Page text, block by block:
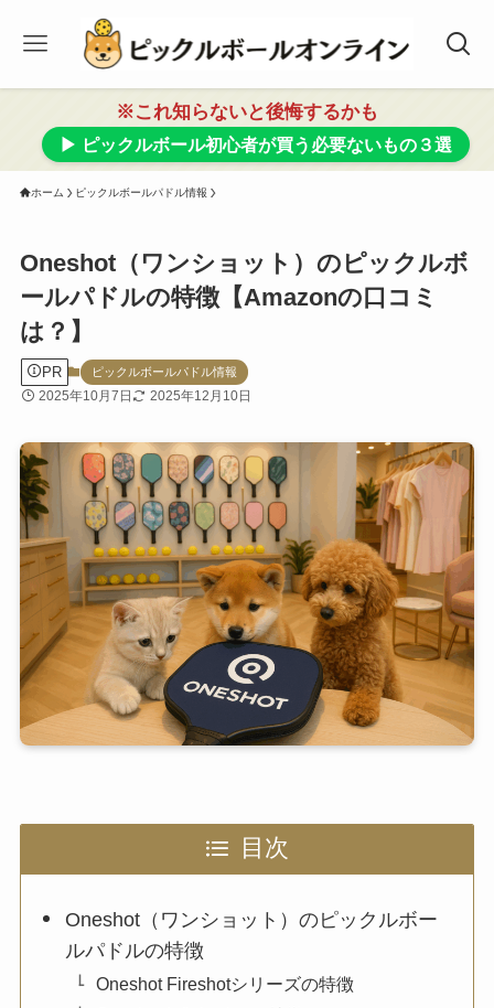
※これ知らないと後悔するかも
▶ ピックルボール初心者が買う必要ないもの３選
ホーム ピックルボールパドル情報
Oneshot（ワンショット）のピックルボ
ールパドルの特徴【Amazonの口コミ
は？】
PR ピックルボールパドル情報
2025年10月7日 2025年12月10日
目次
Oneshot（ワンショット）のピックルボー
ルパドルの特徴
Oneshot Fireshotシリーズの特徴